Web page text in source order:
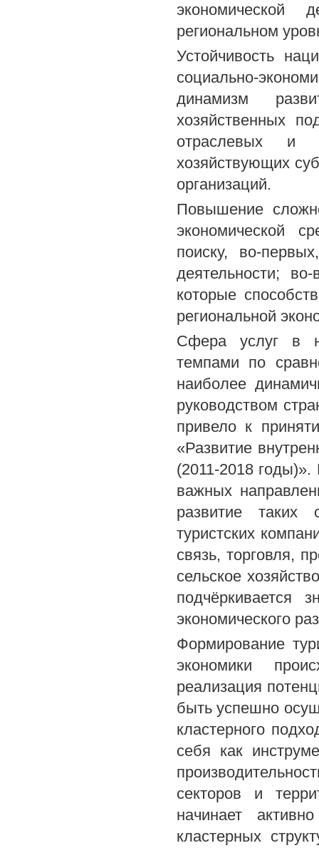
экономической
региональном
Устойчивость
социально-
динамизм
хозяйственных
отраслевых и
хозяйствующих
организаций.
Повышение
экономической
поиску, во-
деятельности;
которые
региональной
Сфера услуг в
темпами по
наиболее
руководством
привело к
«Развитие
(2011-2018 годы)».
важных
развитие таких
туристских
связь, торговля,
сельское
подчёркивается
экономического
Формирование
экономики
реализация
быть успешно
кластерного
себя как
секторов и
начинает
кластерных